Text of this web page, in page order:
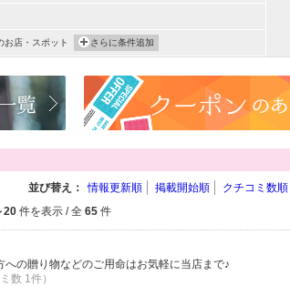
お店・スポット さらに条件追加
並び替え： 情報更新順 掲載開始順 クチコミ数順
20 件を表示 / 全 65 件
の贈り物などのご用命はお気軽に当店まで♪
数 1件）